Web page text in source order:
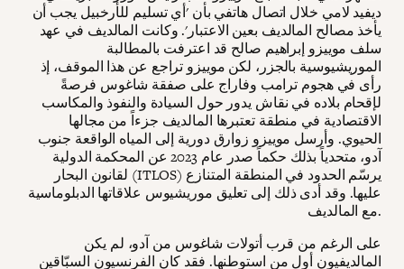
ديفيد لامي خلال اتصال هاتفي بأن 'أي تسليم للأرخبيل يجب أن
يأخذ مصالح المالديف بعين الاعتبار'. وكانت المالديف في عهد
سلف موييزو إبراهيم صالح قد اعترفت بالمطالبة
الموريشيوسية بالجزر، لكن موييزو تراجع عن هذا الموقف، إذ
رأى في هجوم ترامب وفاراج على صفقة شاغوس فرصةً
لإقحام بلاده في نقاش يدور حول السيادة والنفوذ والمكاسب
الاقتصادية في منطقة تعتبرها المالديف جزءاً من مجالها
الحيوي. وأرسل موييزو زوارق دورية إلى المياه الواقعة جنوب
آدو، متحدياً بذلك حكماً صدر عام 2023 عن المحكمة الدولية
لقانون البحار (ITLOS) يرسّم الحدود في المنطقة المتنازع
عليها. وقد أدى ذلك إلى تعليق موريشيوس علاقاتها الدبلوماسية
مع المالديف.
على الرغم من قرب أتولات شاغوس من آدو، لم يكن
المالديفيون أول من استوطنها. فقد كان الفرنسيون السبّاقين